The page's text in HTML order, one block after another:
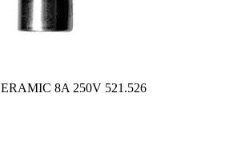
8A 250V 521.526